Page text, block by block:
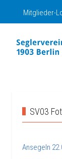
Mitglieder-
SV03
Ansegeln